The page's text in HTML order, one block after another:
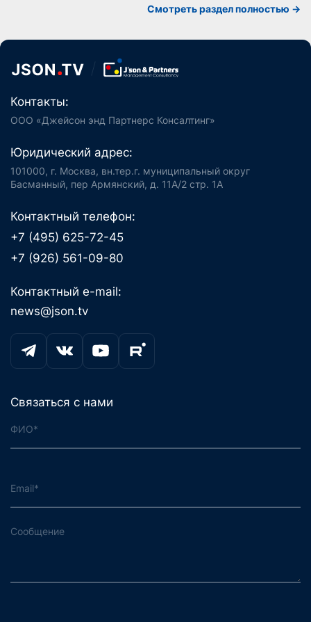
Смотреть раздел полностью ->
Контакты:
ООО «Джейсон энд Партнерс Консалтинг»
Юридический адрес:
101000, г. Москва, вн.тер.г. муниципальный округ
Басманный, пер Армянский, д. 11А/2 стр. 1А
Контактный телефон:
+7 (495) 625-72-45
+7 (926) 561-09-80
Контактный e-mail:
news@json.tv
Связаться с нами